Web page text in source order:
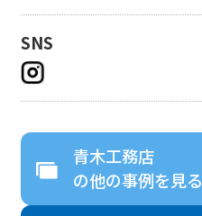
SNS
青木工務店
の他の事例を見る